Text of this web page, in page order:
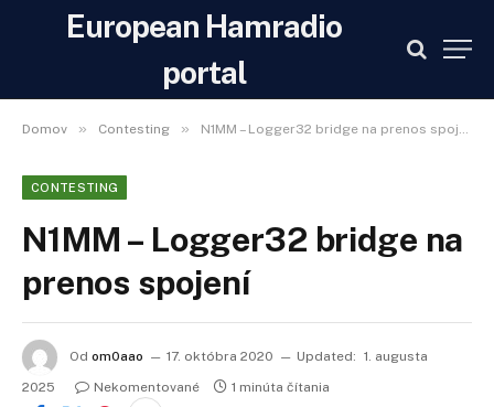
European Hamradio
portal
Domov » Contesting » N1MM – Logger32 bridge na prenos spojení
CONTESTING
N1MM – Logger32 bridge na
prenos spojení
Od om0aao 17. októbra 2020 Updated: 1. augusta
2025
Nekomentované 1 minúta čítania